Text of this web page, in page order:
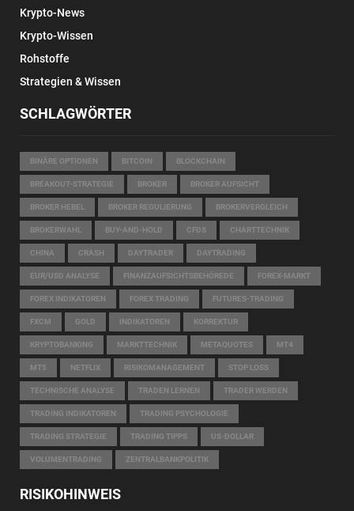
Krypto-News
Krypto-Wissen
Rohstoffe
Strategien & Wissen
SCHLAGWÖRTER
BINÄRE OPTIONEN BITCOIN BLOCKCHAIN
BREAKOUT-STRATEGIE BROKER BROKER AUFSICHT
BROKER HEBEL BROKER REGULIERUNG BROKERVERGLEICH
BROKERWAHL BUY-AND-HOLD CFDS CHARTTECHNIK
CHINA CRASH DAYTRADER DAYTRADING
EUR/USD ANALYSE FINANZAUFSICHTSBEHÖREDE FOREX-MARKT
FOREX INDIKATOREN FOREX TRADING FUTURES-TRADING
FXCM GOLD INDIKATOREN KORREKTUR
KRYPTOBANKING MARKTTECHNIK METAQUOTES MT4
MT5 NETFLIX RISIKOMANAGEMENT STOP LOSS
TECHNISCHE ANALYSE TRADEN LERNEN TRADER WERDEN
TRADING INDIKATOREN TRADING PSYCHOLOGIE
TRADING STRATEGIE TRADING TIPPS US-DOLLAR
VOLUMENTRADING ZENTRALBANKPOLITIK
RISIKOHINWEIS